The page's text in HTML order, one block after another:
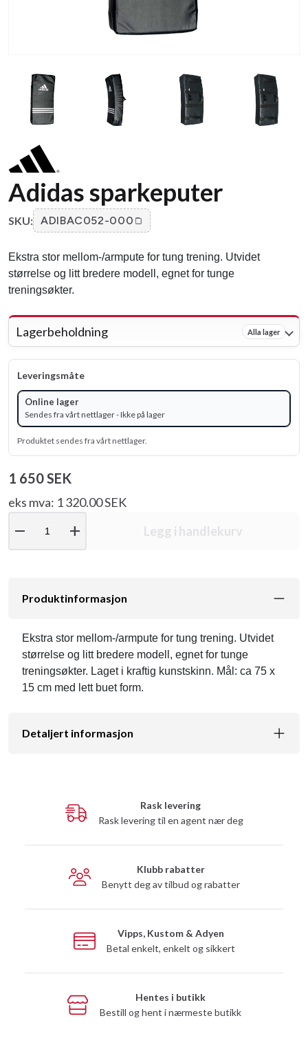
Adidas sparkeputer
SKU: ADIBAC052-000
Ekstra stor mellom-/armpute for tung trening. Utvidet
størrelse og litt bredere modell, egnet for tunge
treningsøkter.
Lagerbeholdning Alla lager
Leveringsmåte
Online lager
Sendes fra vårt nettlager - Ikke på lager
Produktet sendes fra vårt nettlager.
1 650 SEK
eks mva: 1 320.00 SEK
remove add Legg i handlekurv
Produktinformasjon
Ekstra stor mellom-/armpute for tung trening. Utvidet
størrelse og litt bredere modell, egnet for tunge
treningsøkter. Laget i kraftig kunstskinn. Mål: ca 75 x
15 cm med lett buet form.
Detaljert informasjon
Rask levering
Rask levering til en agent nær deg
Klubb rabatter
Benytt deg av tilbud og rabatter
Vipps, Kustom & Adyen
Betal enkelt, enkelt og sikkert
Hentes i butikk
Bestill og hent i nærmeste butikk